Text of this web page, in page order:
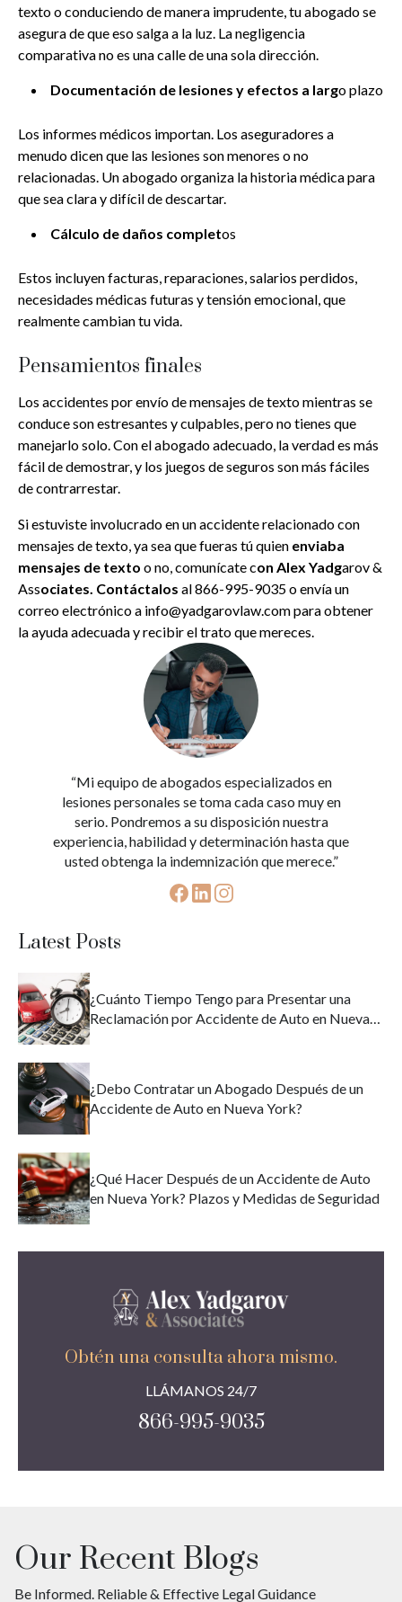
texto o conduciendo de manera imprudente, tu abogado se
asegura de que eso salga a la luz. La negligencia
comparativa no es una calle de una sola dirección.
Documentación de lesiones y efectos a largo plazo
Los informes médicos importan. Los aseguradores a
menudo dicen que las lesiones son menores o no
relacionadas. Un abogado organiza la historia médica para
que sea clara y difícil de descartar.
Cálculo de daños completos
Estos incluyen facturas, reparaciones, salarios perdidos,
necesidades médicas futuras y tensión emocional, que
realmente cambian tu vida.
Pensamientos finales
Los accidentes por envío de mensajes de texto mientras se
conduce son estresantes y culpables, pero no tienes que
manejarlo solo. Con el abogado adecuado, la verdad es más
fácil de demostrar, y los juegos de seguros son más fáciles
de contrarrestar.
Si estuviste involucrado en un accidente relacionado con
mensajes de texto, ya sea que fueras tú quien enviaba
mensajes de texto o no, comunícate con Alex Yadgarov &
Associates. Contáctalos al 866-995-9035 o envía un
correo electrónico a info@yadgarovlaw.com para obtener
la ayuda adecuada y recibir el trato que mereces.
“Mi equipo de abogados especializados en
lesiones personales se toma cada caso muy en
serio. Pondremos a su disposición nuestra
experiencia, habilidad y determinación hasta que
usted obtenga la indemnización que merece.”
Latest Posts
¿Cuánto Tiempo Tengo para Presentar una
Reclamación por Accidente de Auto en Nueva
¿Debo Contratar un Abogado Después de un
Accidente de Auto en Nueva York?
¿Qué Hacer Después de un Accidente de Auto
en Nueva York? Plazos y Medidas de Seguridad
Obtén una consulta ahora mismo.
LLÁMANOS 24/7
866-995-9035
Our Recent Blogs
Be Informed. Reliable & Effective Legal Guidance